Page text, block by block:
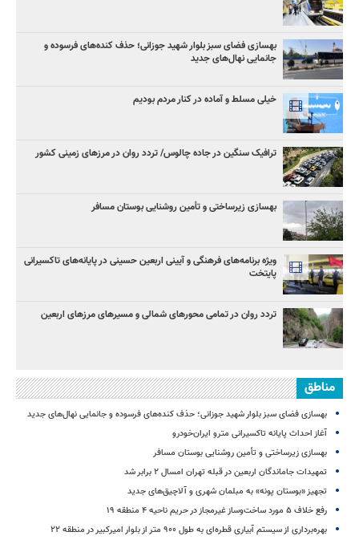
بهسازی فضای سبز بلوار شهید جوزانی؛ حذف کنده‌های فرسوده و
جانمایی نهال‌های جدید
خیلی مسلط و آماده در کنار مردم بودیم
ترافیک سنگین در جاده چالوس/ تردد روان در مرزهای زمینی کشور
بهسازی زیرساختی و تأمین روشنایی بوستان مسافر
ویژه برنامه‌های فرهنگی و آیینی اربعین حسینی در پایانه‌های تاکسیرانی
پایتخت
تردد روان در تمامی محورهای شمالی و مسیرهای مرزهای اربعین
مناطق
بهسازی فضای سبز بلوار شهید جوزانی؛ حذف کنده‌های فرسوده و جانمایی نهال‌های جدید
آغاز احداث پایانه تاکسیرانی مترو ایران‌خودرو
بهسازی زیرساختی و تأمین روشنایی بوستان مسافر
تمهیدات جاماندگان اربعین در قبله تهران امسال ۲ برابر شد
تجهیز «بوستان پونه» به مبلمان شهری و آلاچیق‌های جدید
رفع خلاف ۵ مورد ساخت‌وساز غیرمجاز در حریم ناحیه ۴ منطقه ۱۹
بهره‌برداری از سیستم آبیاری قطره‌ای به طول ۹۰۰ متر از بلوار امیرکبیر در منطقه ۲۲